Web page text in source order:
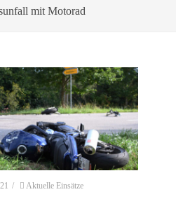
mit Motorad
/ Aktuelle Einsätze